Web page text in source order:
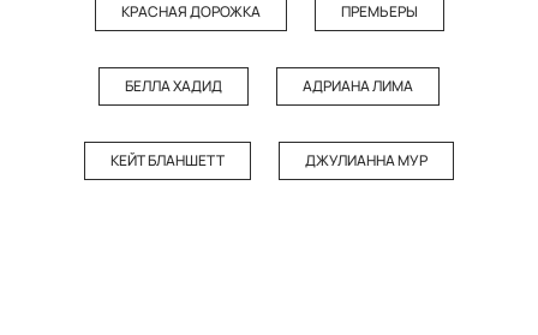
КРАСНАЯ ДОРОЖКА ПРЕМЬЕРЫ
БЕЛЛА ХАДИД АДРИАНА ЛИМА
КЕЙТ БЛАНШЕТТ ДЖУЛИАННА МУР